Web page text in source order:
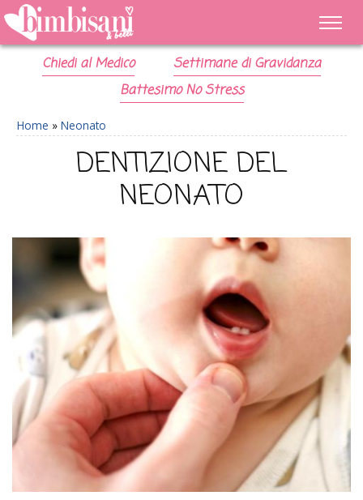
Chiedi al Medico
Settimane di Gravidanza
Battesimo No Stress
Home » Neonato
DENTIZIONE DEL
NEONATO